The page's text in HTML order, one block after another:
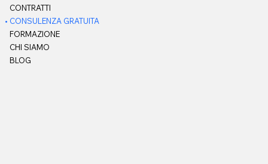
CONTRATTI
CONSULENZA GRATUITA
FORMAZIONE
CHI SIAMO
BLOG